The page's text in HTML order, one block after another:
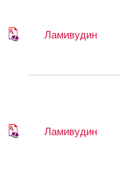
Ламивудин
Ламивудин